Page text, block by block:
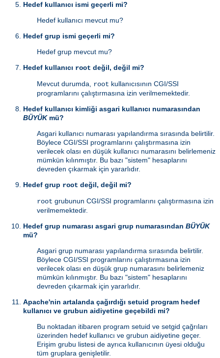
Hedef kullanıcı ismi geçerli mi?
Hedef kullanıcı mevcut mu?
Hedef grup ismi geçerli mi?
Hedef grup mevcut mu?
Hedef kullanıcı root değil, değil mi?
Mevcut durumda, root kullanıcısının CGI/SSI
programlarını çalıştırmasına izin verilmemektedir.
Hedef kullanıcı kimliği asgari kullanıcı numarasından
BÜYÜKmü?
Asgari kullanıcı numarası yapılandırma sırasında belirtilir.
Böylece CGI/SSI programlarını çalıştırmasına izin
verilecek olası en düşük kullanıcı numarasını belirlemeniz
mümkün kılınmıştır. Bu bazı "sistem" hesaplarını
devreden çıkarmak için yararlıdır.
Hedef grup root değil, değil mi?
root grubunun CGI/SSI programlarını çalıştırmasına izin
verilmemektedir.
Hedef grup numarası asgari grup numarasından BÜYÜK
mü?
Asgari grup numarası yapılandırma sırasında belirtilir.
Böylece CGI/SSI programlarını çalıştırmasına izin
verilecek olası en düşük grup numarasını belirlemeniz
mümkün kılınmıştır. Bu bazı "sistem" hesaplarını
devreden çıkarmak için yararlıdır.
Apache'nin artalanda çağırdığı setuid program hedef
kullanıcı ve grubun aidiyetine geçebildi mi?
Bu noktadan itibaren program setuid ve setgid çağrıları
üzerinden hedef kullanıcı ve grubun aidiyetine geçer.
Erişim grubu listesi de ayrıca kullanıcının üyesi olduğu
tüm gruplara genişletilir.